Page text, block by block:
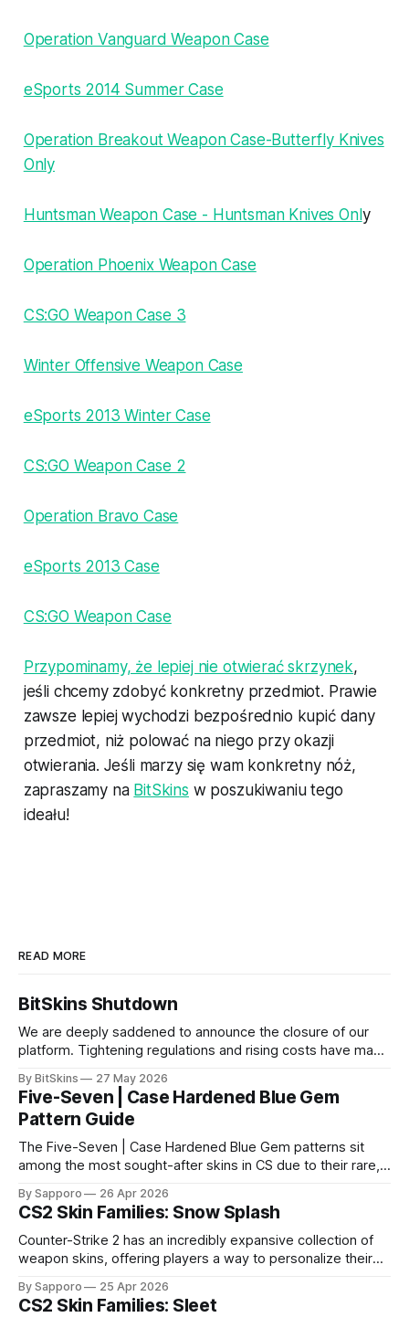
Operation Vanguard Weapon Case
eSports 2014 Summer Case
Operation Breakout Weapon Case-Butterfly Knives
Only
Huntsman Weapon Case - Huntsman Knives Onl y
Operation Phoenix Weapon Case
CS:GO Weapon Case 3
Winter Offensive Weapon Case
eSports 2013 Winter Case
CS:GO Weapon Case 2
Operation Bravo Case
eSports 2013 Case
CS:GO Weapon Case
Przypominamy, że lepiej nie otwierać skrzynek,
jeśli chcemy zdobyć konkretny przedmiot. Prawie
zawsze lepiej wychodzi bezpośrednio kupić dany
przedmiot, niż polować na niego przy okazji
otwierania. Jeśli marzy się wam konkretny nóż,
zapraszamy na BitSkins w poszukiwaniu tego
ideału!
READ MORE
BitSkins Shutdown
We are deeply saddened to announce the closure of our
platform. Tightening regulations and rising costs have made
By BitSkins 27 May 2026
Five-Seven | Case Hardened Blue Gem
Pattern Guide
The Five-Seven | Case Hardened Blue Gem patterns sit
among the most sought-after skins in CS due to their rare,
especially because of their high blue percentage yet being
highly affordable. In 2025, top-tier Blue Gems, especially in
Factory New condition, have reached around
By Sapporo 26 Apr 2026
CS2 Skin Families: Snow Splash
Counter-Strike 2 has an incredibly expansive collection of
weapon skins, offering players a way to personalize their
selection, certain skin families have become iconic,
standing out due to their distinct aesthetics and recurring
By Sapporo 25 Apr 2026
CS2 Skin Families: Sleet